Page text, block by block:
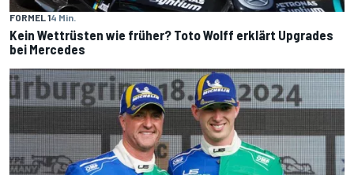
FORMEL 14 Min.
Kein Wettrüsten wie früher? Toto Wolff erklärt Upgrades
bei Mercedes